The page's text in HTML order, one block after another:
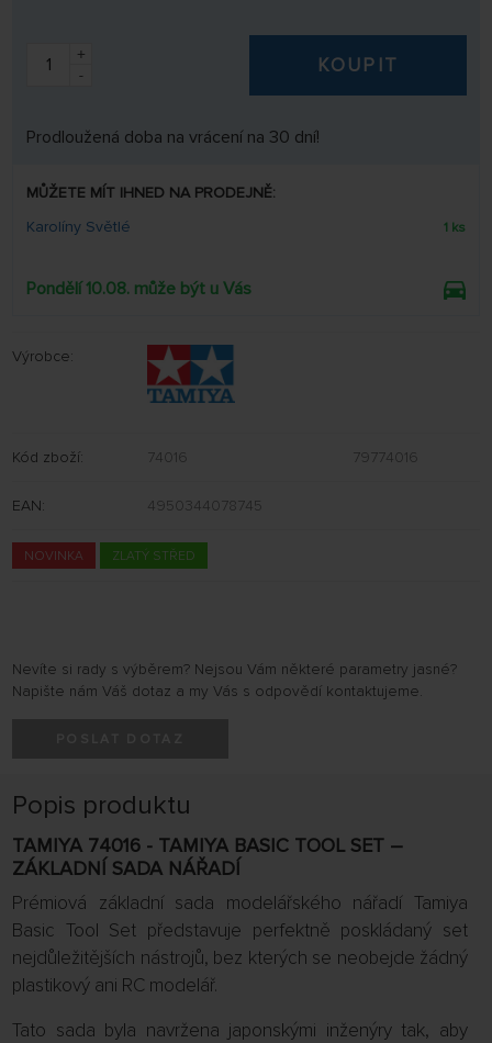
+
-
KOUPIT
Prodloužená doba na vrácení na 30 dní!
MŮŽETE MÍT IHNED NA PRODEJNĚ:
Karolíny Světlé
1 ks
Pondělí 10.08. může být u Vás
Výrobce:
Kód zboží: 74016 79774016
EAN: 4950344078745
NOVINKA ZLATÝ STŘED
Nevíte si rady s výběrem? Nejsou Vám některé parametry jasné?
Napište nám Váš dotaz a my Vás s odpovědí kontaktujeme.
Popis produktu
TAMIYA 74016 - TAMIYA BASIC TOOL SET –
ZÁKLADNÍ SADA NÁŘADÍ
Prémiová základní sada modelářského nářadí Tamiya
Basic Tool Set představuje perfektně poskládaný set
nejdůležitějších nástrojů, bez kterých se neobejde žádný
plastikový ani RC modelář.
Tato sada byla navržena japonskými inženýry tak, aby